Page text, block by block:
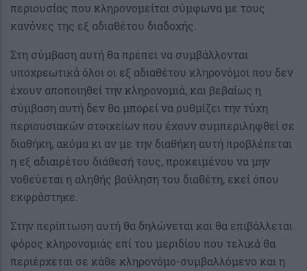
περιουσίας που κληρονομείται σύμφωνα με τους
κανόνες της εξ αδιαθέτου διαδοχής.
Στη σύμβαση αυτή θα πρέπει να συμβάλλονται
υποχρεωτικά όλοι οι εξ αδιαθέτου κληρονόμοι που δεν
έχουν αποποιηθεί την κληρονομιά, και βεβαίως η
σύμβαση αυτή δεν θα μπορεί να ρυθμίζει την τύχη
περιουσιακών στοιχείων που έχουν συμπεριληφθεί σε
διαθήκη, ακόμα κι αν με την διαθήκη αυτή προβλέπεται
η εξ αδιαιρέτου διάθεσή τους, προκειμένου να μην
νοθεύεται η αληθής βούληση του διαθέτη, εκεί όπου
εκφράστηκε.
Στην περίπτωση αυτή θα δηλώνεται και θα επιβάλλεται
φόρος κληρονομιάς επί του μεριδίου που τελικά θα
περιέρχεται σε κάθε κληρονόμο-συμβαλλόμενο και η